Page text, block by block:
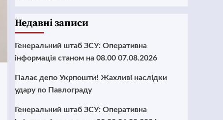
Недавні записи
Генеральний штаб ЗСУ: Оперативна
інформація станом на 08.00 07.08.2026
Палає депо Укрпошти! Жахливі наслідки
удару по Павлограду
Генеральний штаб ЗСУ: Оперативна